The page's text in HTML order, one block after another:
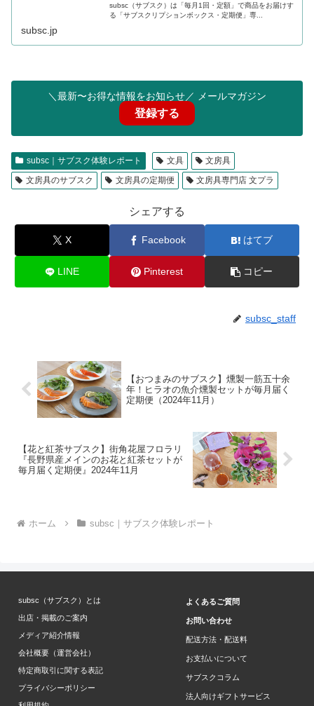
subsc（サブスク）は「毎月1回・定額」で商品をお届けす
る「サブスクリプションボックス・定期便」専...
subsc.jp
＼最新〜お得な情報をお知らせ／ メールマガジン
登録する
subsc｜サブスク体験レポート 文具
文房具
文房具のサブスク
文房具の定期便 文房具専門店 文プラ
シェアする
X Facebook はてブ
LINE Pinterest コピー
subsc_staff
【おつまみのサブスク】燻製一筋五十余
年！ヒラオの魚介燻製セットが毎月届く
定期便（2024年11月）
【花と紅茶サブスク】街角花屋フロラリ
『長野県産メインのお花と紅茶セットが
毎月届く定期便』2024年11月
ホーム subsc｜サブスク体験レポート
subsc（サブスク）とは
出店・掲載のご案内
メディア紹介情報
会社概要（運営会社）
特定商取引に関する表記
プライバシーポリシー
よくあるご質問
お問い合わせ
配送方法・配送料
お支払いについて
サブスクコラム
法人向けギフトサービス